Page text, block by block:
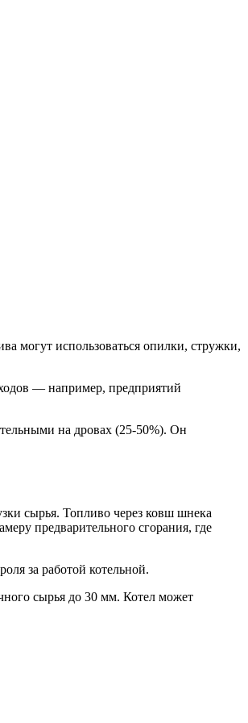
могут использоваться опилки, стружки,
— например, предприятий
на дровах (25-50%). Он
сырья. Топливо через ковш шнека
предварительного сгорания, где
за работой котельной.
сырья до 30 мм. Котел может